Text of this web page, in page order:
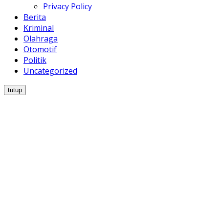
Privacy Policy
Berita
Kriminal
Olahraga
Otomotif
Politik
Uncategorized
tutup